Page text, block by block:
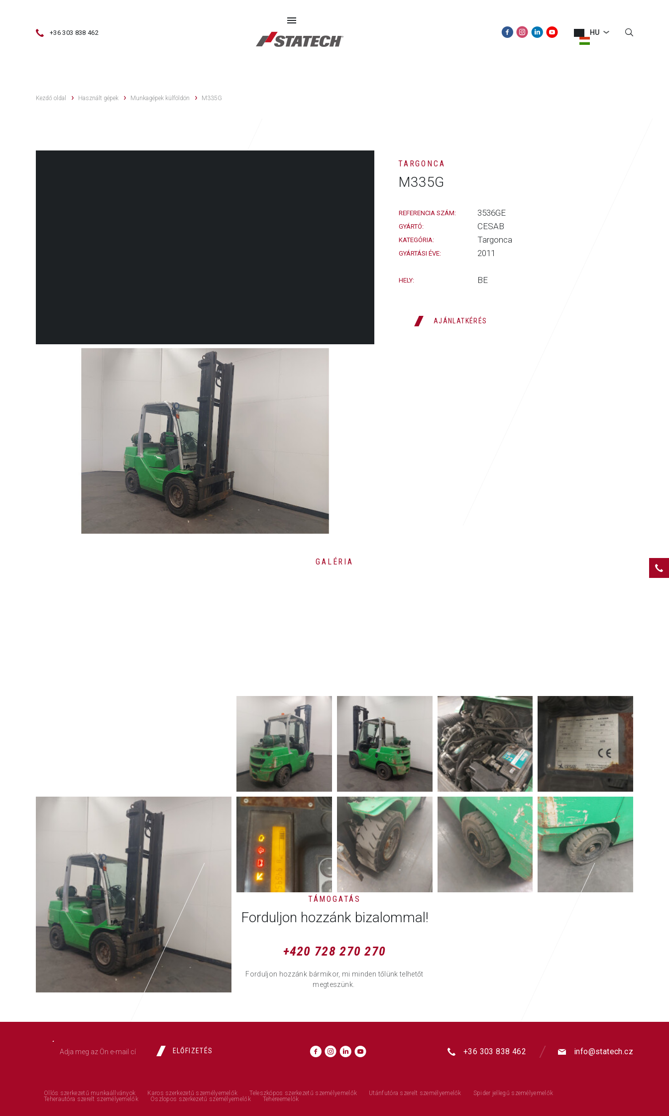
+36 303 838 462 HU
Kezdő oldal Használt gépek Munkagépek külföldön M335G
TARGONCA
M335G
REFERENCIA SZÁM: 3536GE
GYÁRTÓ: CESAB
KATEGÓRIA: Targonca
GYÁRTÁSI ÉVE: 2011
HELY: BE
AJÁNLATKÉRÉS
ÜZEMÓRA SZÁMLÁLÓ
ÁLLÁSA
9469 mth
MINŐSÉGÉNEK ÉRTÉKELÉSE
Tudj meg többet
MŰSZAKI ÉRTÉKELÉS
GALÉRIA
TÁMOGATÁS
Forduljon hozzánk bizalommal!
+420 728 270 270
Forduljon hozzánk bármikor, mi minden tőlünk telhetőt
megteszünk.
ELŐFIZETÉS +36 303 838 462 info@statech.cz
Ollós szerkezetű munkaállványok Karos szerkezetű személyemelők Teleszkópos szerkezetű személyemelők Utánfutóra szerelt személyemelők
Spider jellegű személyemelők
Teherautóra szerelt személyemelők
Oszlopos szerkezetű személyemelők Tehereemelők